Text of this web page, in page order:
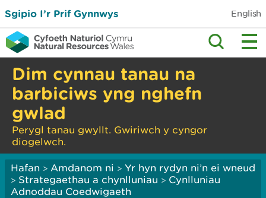
Sgipio I’r Prif Gynnwys English
Dim cynnau tanau na
barbiciws yng nghefn
gwlad
Perygl tanau gwyllt. Gwiriwch y cyngor
diogelwch.
Hafan > Amdanom ni > Yr hyn rydyn ni’n ei wneud
> Strategaethau a chynlluniau > Cynlluniau
Adnoddau Coedwigaeth